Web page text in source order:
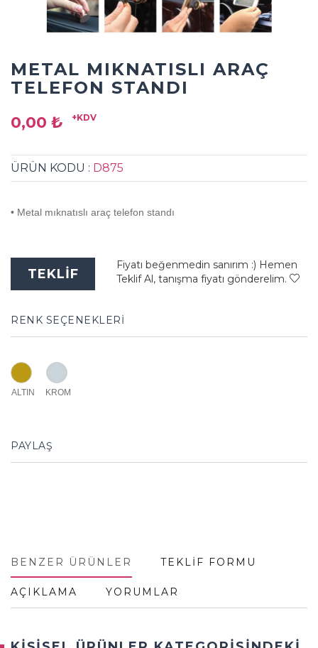
METAL MIKNATISLI ARAÇ
TELEFON STANDI
0,00 ₺ +KDV
ÜRÜN KODU : D875
• Metal mıknatıslı araç telefon standı
TEKLİF
Fiyatı beğenmedin sanırım :) Hemen
Teklif Al, tanışma fiyatı gönderelim.
RENK SEÇENEKLERİ
ALTIN KROM
PAYLAŞ
BENZER ÜRÜNLER TEKLİF FORMU
AÇIKLAMA YORUMLAR